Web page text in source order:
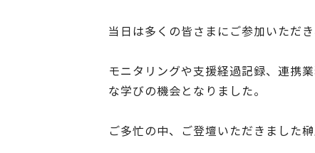
当日は多くの皆さまにご参加いただ
モニタリングや支援経過記録、連携
な学びの機会となりました。
ご多忙の中、ご登壇いただきました